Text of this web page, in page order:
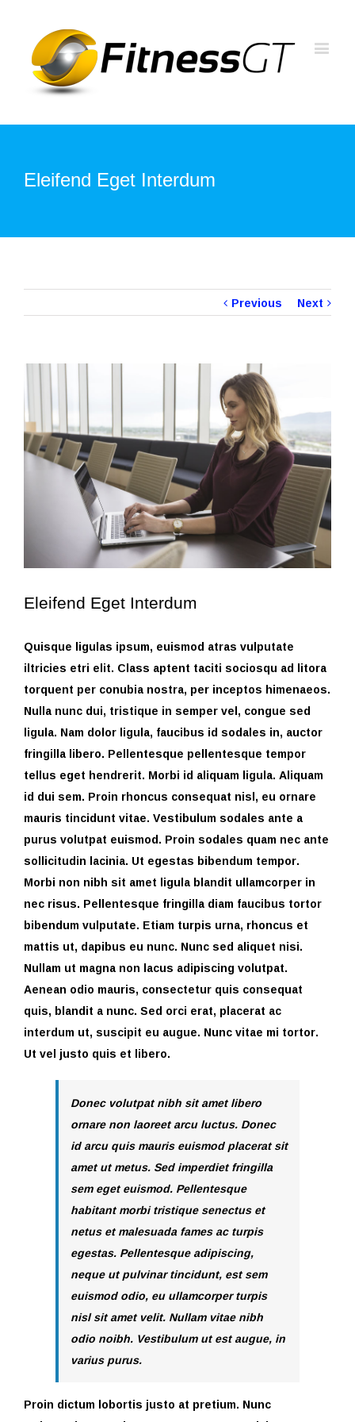
Eleifend Eget Interdum
Previous Next
View
Larger
Image
Eleifend Eget Interdum
Quisque ligulas ipsum, euismod atras vulputate
iltricies etri elit. Class aptent taciti sociosqu ad litora
torquent per conubia nostra, per inceptos himenaeos.
Nulla nunc dui, tristique in semper vel, congue sed
ligula. Nam dolor ligula, faucibus id sodales in, auctor
fringilla libero. Pellentesque pellentesque tempor
tellus eget hendrerit. Morbi id aliquam ligula. Aliquam
id dui sem. Proin rhoncus consequat nisl, eu ornare
mauris tincidunt vitae. Vestibulum sodales ante a
purus volutpat euismod. Proin sodales quam nec ante
sollicitudin lacinia. Ut egestas bibendum tempor.
Morbi non nibh sit amet ligula blandit ullamcorper in
nec risus. Pellentesque fringilla diam faucibus tortor
bibendum vulputate. Etiam turpis urna, rhoncus et
mattis ut, dapibus eu nunc. Nunc sed aliquet nisi.
Nullam ut magna non lacus adipiscing volutpat.
Aenean odio mauris, consectetur quis consequat
quis, blandit a nunc. Sed orci erat, placerat ac
interdum ut, suscipit eu augue. Nunc vitae mi tortor.
Ut vel justo quis et libero.
Donec volutpat nibh sit amet libero
ornare non laoreet arcu luctus. Donec
id arcu quis mauris euismod placerat sit
amet ut metus. Sed imperdiet fringilla
sem eget euismod. Pellentesque
habitant morbi tristique senectus et
netus et malesuada fames ac turpis
egestas. Pellentesque adipiscing,
neque ut pulvinar tincidunt, est sem
euismod odio, eu ullamcorper turpis
nisl sit amet velit. Nullam vitae nibh
odio noibh. Vestibulum ut est augue, in
varius purus.
Proin dictum lobortis justo at pretium. Nunc